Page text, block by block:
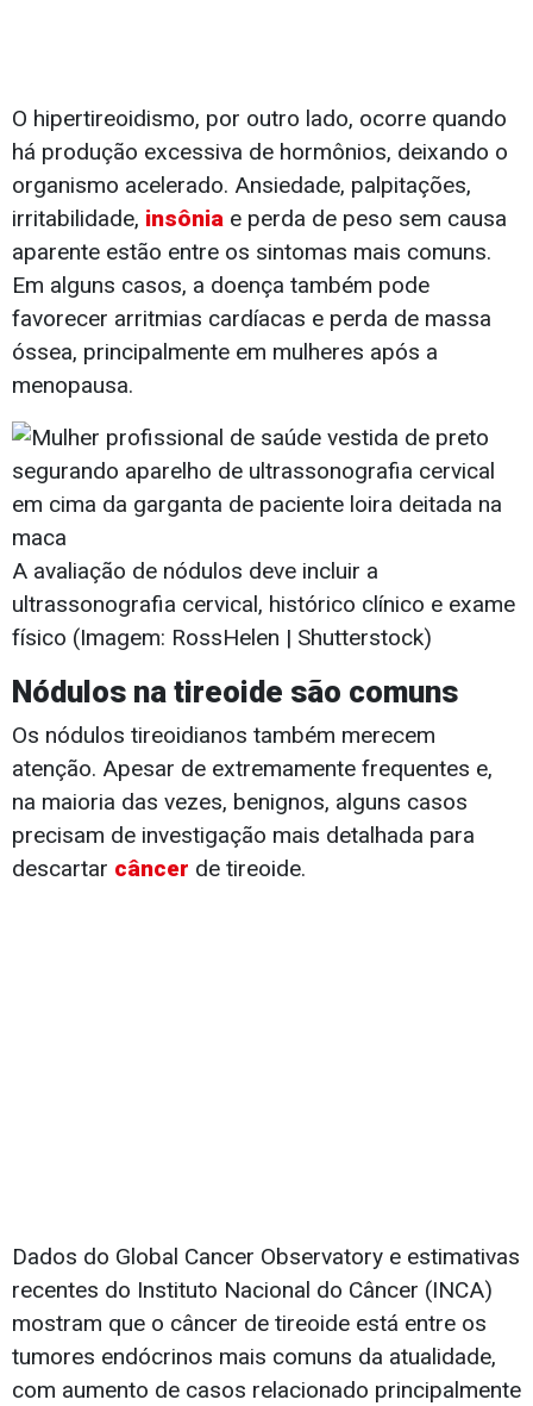
O hipertireoidismo, por outro lado, ocorre quando
há produção excessiva de hormônios, deixando o
organismo acelerado. Ansiedade, palpitações,
irritabilidade, insônia e perda de peso sem causa
aparente estão entre os sintomas mais comuns.
Em alguns casos, a doença também pode
favorecer arritmias cardíacas e perda de massa
óssea, principalmente em mulheres após a
menopausa.
A avaliação de nódulos deve incluir a
ultrassonografia cervical, histórico clínico e exame
físico (Imagem: RossHelen | Shutterstock)
Nódulos na tireoide são comuns
Os nódulos tireoidianos também merecem
atenção. Apesar de extremamente frequentes e,
na maioria das vezes, benignos, alguns casos
precisam de investigação mais detalhada para
descartar câncer de tireoide.
Dados do Global Cancer Observatory e estimativas
recentes do Instituto Nacional do Câncer (INCA)
mostram que o câncer de tireoide está entre os
tumores endócrinos mais comuns da atualidade,
com aumento de casos relacionado principalmente